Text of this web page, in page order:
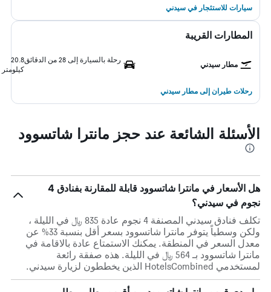
سيارات للاستئجار في سيدني
المطارات القريبة
مطار سيدني
رحلة بالسيارة إلى 28 من الدقائق
20.8
كيلومتر
رحلات طيران إلى مطار سيدني
الأسئلة الشائعة عند حجز مانترا شاتسوود
هل الأسعار في مانترا شاتسوود قابلة للمقارنة بفنادق 4
نجوم في سيدني؟
تكلف فنادق سيدني المصنفة 4 نجوم عادة 835 ﷼ في الليلة ،
ولكن وسطياً يتوفر مانترا شاتسوود بسعر أقل بنسبة 33% عن
معدل السعر في المنطقة. يمكنك الاستمتاع عادة بالاقامة في
مانترا شاتسوود بـ 564 ﷼ في الليلة. هذه صفقة رائعة
لمستخدمي HotelsCombined الذين يخططون لزيارة سيدني.